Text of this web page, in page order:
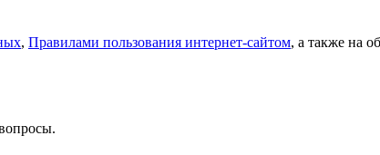
, Правилами пользования интернет-сайтом, а также на